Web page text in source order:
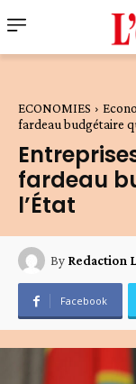
ECONOMIES
fardeau budgétaire
fardeau
l’État
By Redaction
Facebook